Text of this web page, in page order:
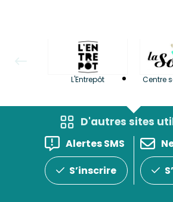
L'Entrepôt Centre
D'autres sites
Alertes SMS
S’inscrire